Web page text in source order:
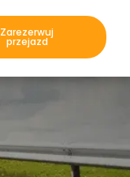
Zarezerwuj
przejazd